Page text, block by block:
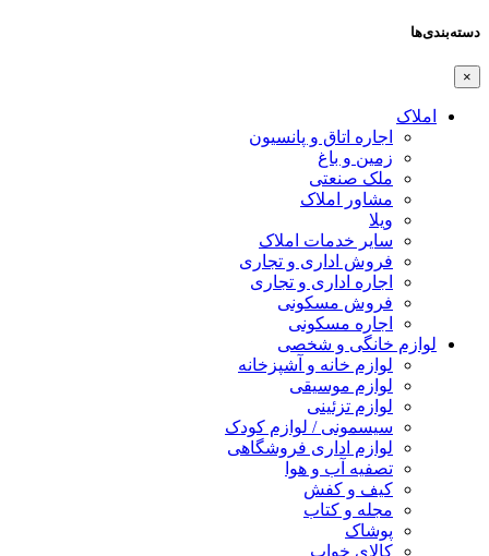
دسته‌بندی‌ها
×
املاک
اجاره اتاق و پانسیون
زمین و باغ
ملک صنعتی
مشاور املاک
ویلا
سایر خدمات املاک
فروش اداری و تجاری
اجاره اداری و تجاری
فروش مسکونی
اجاره مسکونی
لوازم خانگی و شخصی
لوازم خانه و آشپزخانه
لوازم موسیقی
لوازم تزئینی
سیسمونی / لوازم کودک
لوازم اداری فروشگاهی
تصفیه آب و هوا
کیف و کفش
مجله و کتاب
پوشاک
کالای خواب